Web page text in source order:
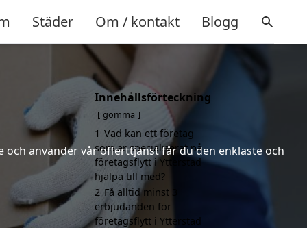
Städer Om / kontakt Blogg
använder vår offerttjänst får du den enklaste och
Innehållsförteckning
gömma
1 Vad kan ett företag
som är specialiserat på
företagsflytt i Ytterstad
hjälpa till med?
2 Få alltid minst 3
erbjudanden för
företagsflytt i Ytterstad